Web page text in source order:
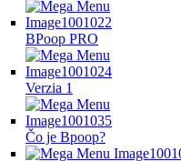
BPoop PRO
Verzia 1
Čo je Bpoop?